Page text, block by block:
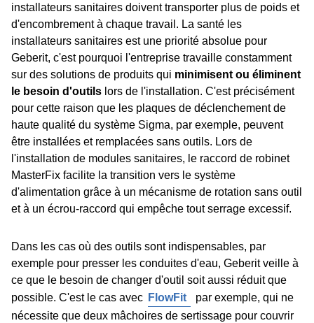
installateurs sanitaires doivent transporter plus de poids et
d'encombrement à chaque travail. La santé les
installateurs sanitaires est une priorité absolue pour
Geberit, c'est pourquoi l'entreprise travaille constamment
sur des solutions de produits qui minimisent ou éliminent
le besoin d'outils lors de l'installation. C'est précisément
pour cette raison que les plaques de déclenchement de
haute qualité du système Sigma, par exemple, peuvent
être installées et remplacées sans outils. Lors de
l'installation de modules sanitaires, le raccord de robinet
MasterFix facilite la transition vers le système
d'alimentation grâce à un mécanisme de rotation sans outil
et à un écrou-raccord qui empêche tout serrage excessif.
Dans les cas où des outils sont indispensables, par
exemple pour presser les conduites d'eau, Geberit veille à
ce que le besoin de changer d'outil soit aussi réduit que
possible. C'est le cas avec FlowFit
par exemple, qui ne
nécessite que deux mâchoires de sertissage pour couvrir